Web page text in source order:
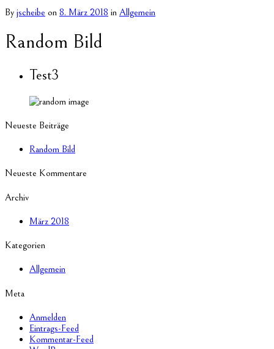
By jscheibe on 8. März 2018 in Allgemein
Random Bild
Test3
Neueste Beiträge
Random Bild
Neueste Kommentare
Archiv
März 2018
Kategorien
Allgemein
Meta
Anmelden
Eintrags-Feed
Kommentar-Feed